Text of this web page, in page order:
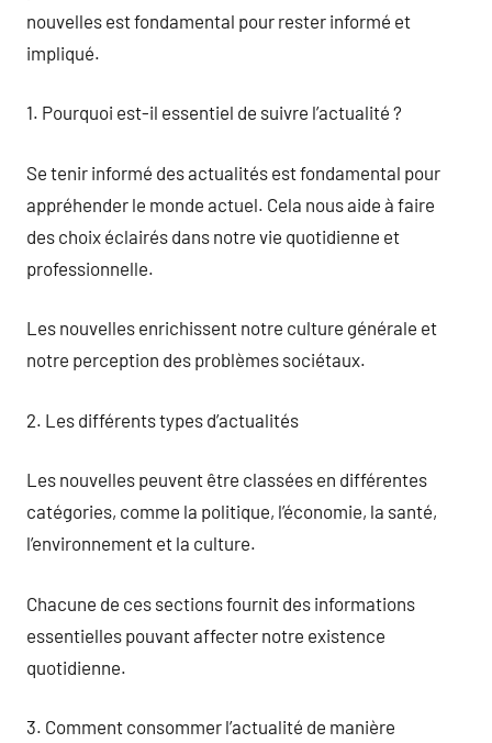
nouvelles est fondamental pour rester informé et
impliqué.
1. Pourquoi est-il essentiel de suivre l’actualité ?
Se tenir informé des actualités est fondamental pour
appréhender le monde actuel. Cela nous aide à faire
des choix éclairés dans notre vie quotidienne et
professionnelle.
Les nouvelles enrichissent notre culture générale et
notre perception des problèmes sociétaux.
2. Les différents types d’actualités
Les nouvelles peuvent être classées en différentes
catégories, comme la politique, l’économie, la santé,
l’environnement et la culture.
Chacune de ces sections fournit des informations
essentielles pouvant affecter notre existence
quotidienne.
3. Comment consommer l’actualité de manière